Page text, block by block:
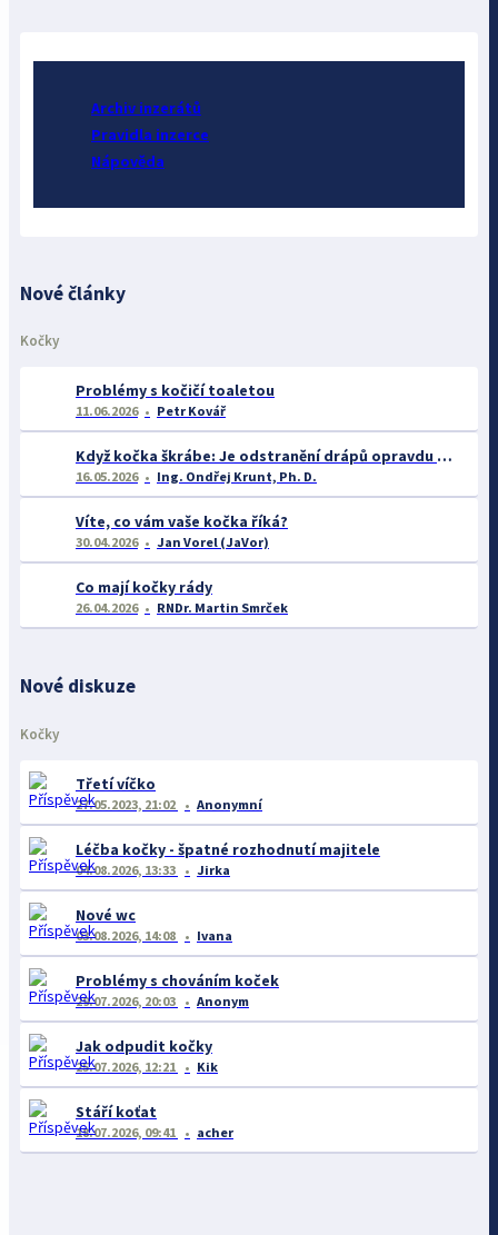
Archiv inzerátů
Pravidla inzerce
Nápověda
Nové články
Kočky
Problémy s kočičí toaletou
11.06.2026 Petr Kovář
Když kočka škrábe: Je odstranění drápů opravdu řešením? A co říká věda o chování takových koček?
16.05.2026 Ing. Ondřej Krunt, Ph. D.
Víte, co vám vaše kočka říká?
30.04.2026 Jan Vorel (JaVor)
Co mají kočky rády
26.04.2026 RNDr. Martin Smrček
Nové diskuze
Kočky
Třetí víčko
27.05.2023, 21:02 Anonymní
Léčba kočky - špatné rozhodnutí majitele
04.08.2026, 13:33 Jirka
Nové wc
03.08.2026, 14:08 Ivana
Problémy s chováním koček
29.07.2026, 20:03 Anonym
Jak odpudit kočky
25.07.2026, 12:21 Kik
Stáří koťat
18.07.2026, 09:41 acher